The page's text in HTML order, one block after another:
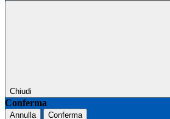
Chiudi
Conferma
Annulla Conferma